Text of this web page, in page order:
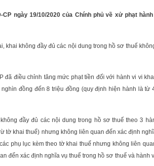
ngày 19/10/2020 của Chính phủ về xử phạt
khai không đầy đủ các nội dung trong hồ sơ thuế
điều chỉnh tăng mức phạt tiền đối với hành vi vi
đồng đến 8 triệu đồng (quy định hiện hành là từ
đầy đủ các nội dung trong hồ sơ thuế theo 3
tờ khai thuế) nhưng không liên quan đến xác định
phụ lục kèm theo tờ khai thuế nhưng không liên
đến xác định nghĩa vụ thuế trong hồ sơ thuế và hành